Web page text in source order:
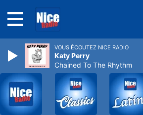
VOUS ÉCOUTEZ NICE RADIO
Katy Perry
Chained To The Rhythm